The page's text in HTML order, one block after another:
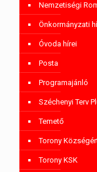
Nemzetiségi
Önkormányzati
Óvoda hírei
Posta
Programajánló
Széchenyi Terv
Temető
Torony
Torony KSK